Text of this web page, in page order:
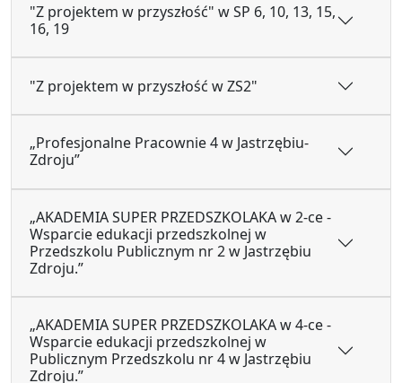
"Z projektem w przyszłość" w SP 6, 10, 13, 15,
16, 19
"Z projektem w przyszłość w ZS2"
„Profesjonalne Pracownie 4 w Jastrzębiu-
Zdroju”
„AKADEMIA SUPER PRZEDSZKOLAKA w 2-ce -
Wsparcie edukacji przedszkolnej w
Przedszkolu Publicznym nr 2 w Jastrzębiu
Zdroju.”
„AKADEMIA SUPER PRZEDSZKOLAKA w 4-ce -
Wsparcie edukacji przedszkolnej w
Publicznym Przedszkolu nr 4 w Jastrzębiu
Zdroju.”